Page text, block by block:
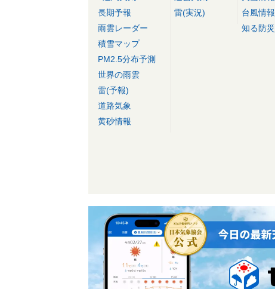
長期予報
雨雲レーダー
積雪マップ
PM2.5分布予測
世界の雨雲
雷(予報)
道路気象
黄砂情報
雷(実況)
台風情報
知る防災